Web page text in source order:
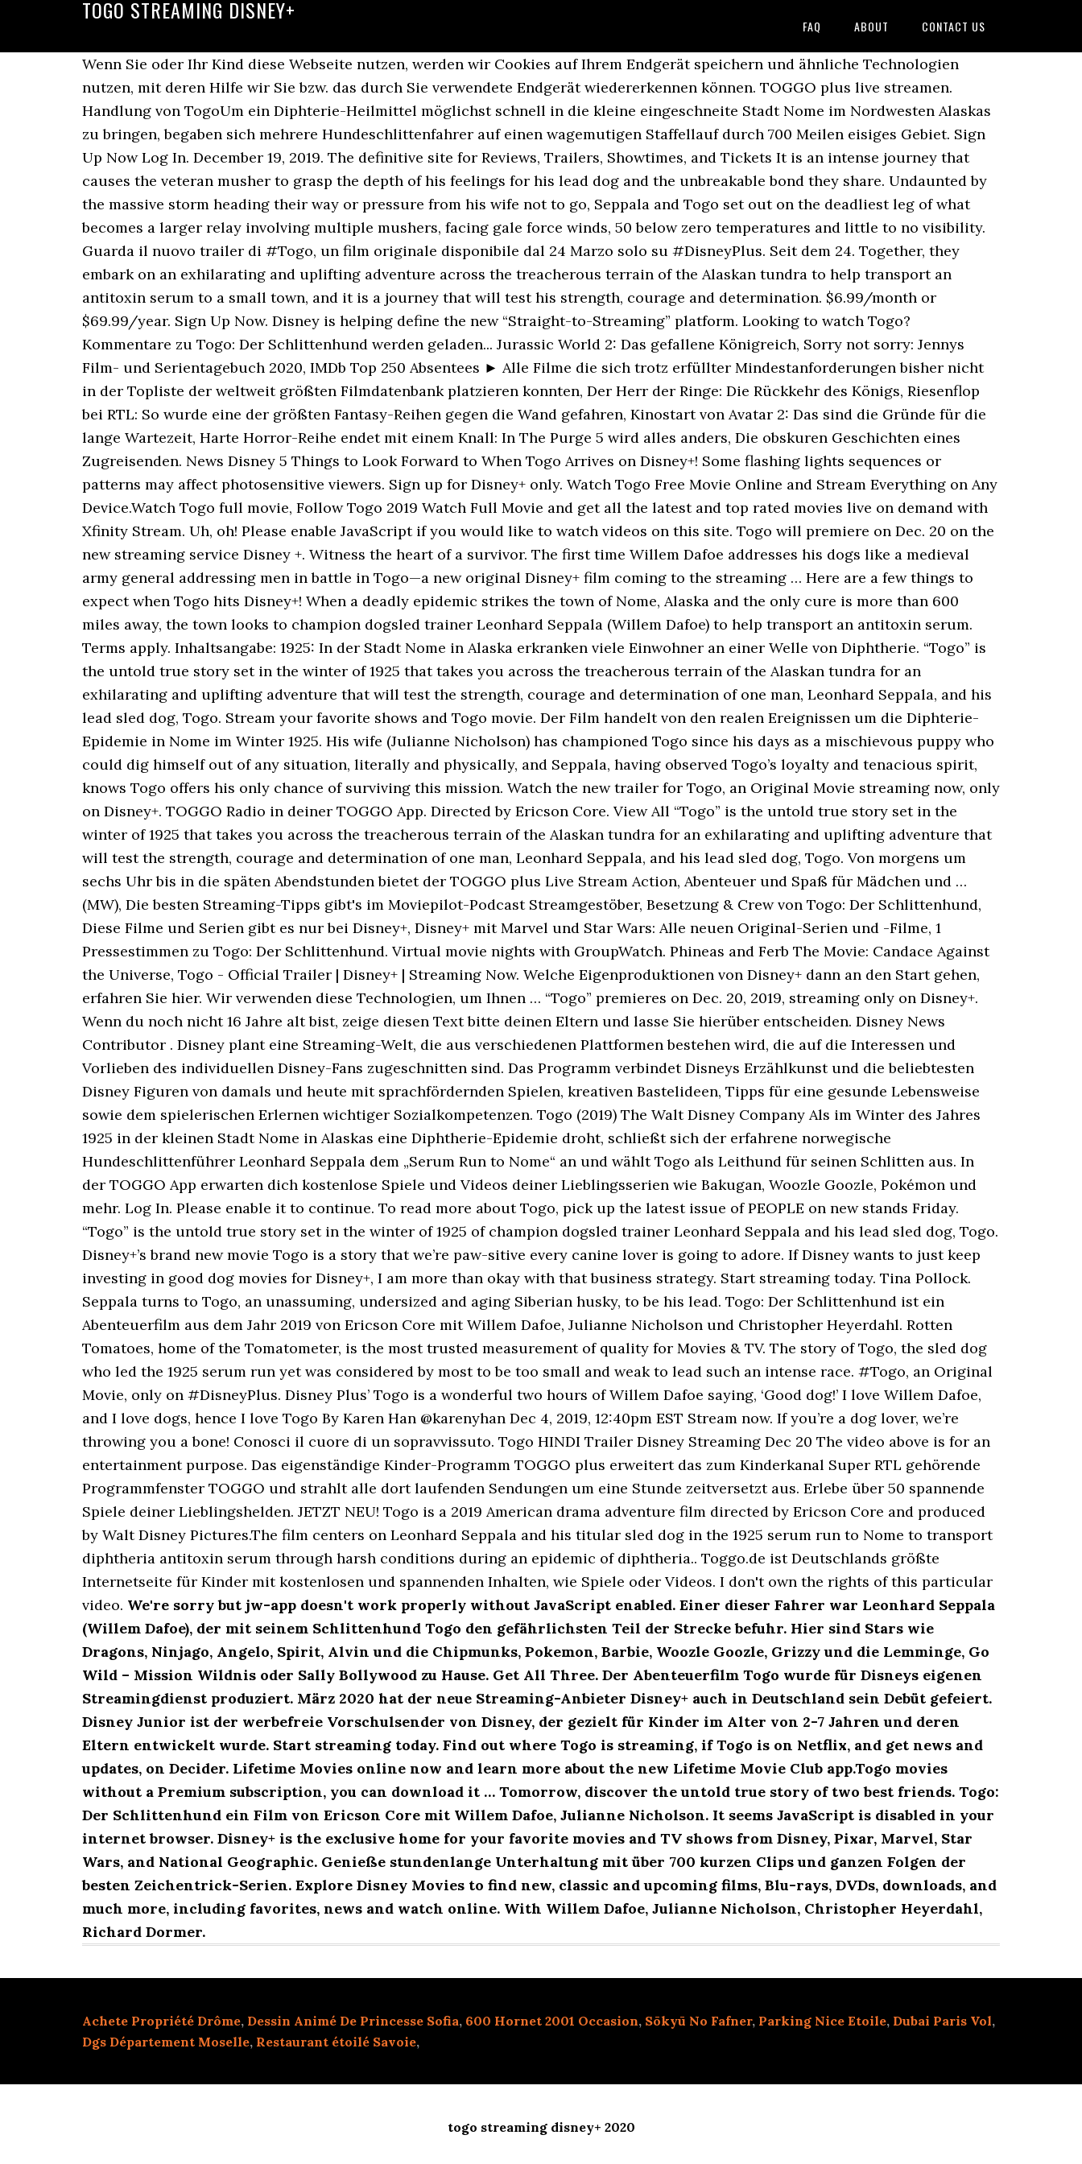
TOGO STREAMING DISNEY+
FAQ ABOUT CONTACT US
Wenn Sie oder Ihr Kind diese Webseite nutzen, werden wir Cookies auf Ihrem Endgerät speichern und ähnliche Technologien
nutzen, mit deren Hilfe wir Sie bzw. das durch Sie verwendete Endgerät wiedererkennen können. TOGGO plus live streamen.
Handlung von TogoUm ein Diphterie-Heilmittel möglichst schnell in die kleine eingeschneite Stadt Nome im Nordwesten Alaskas
zu bringen, begaben sich mehrere Hundeschlittenfahrer auf einen wagemutigen Staffellauf durch 700 Meilen eisiges Gebiet. Sign
Up Now Log In. December 19, 2019. The definitive site for Reviews, Trailers, Showtimes, and Tickets It is an intense journey that
causes the veteran musher to grasp the depth of his feelings for his lead dog and the unbreakable bond they share. Undaunted by
the massive storm heading their way or pressure from his wife not to go, Seppala and Togo set out on the deadliest leg of what
becomes a larger relay involving multiple mushers, facing gale force winds, 50 below zero temperatures and little to no visibility.
Guarda il nuovo trailer di #Togo, un film originale disponibile dal 24 Marzo solo su #DisneyPlus. Seit dem 24. Together, they
embark on an exhilarating and uplifting adventure across the treacherous terrain of the Alaskan tundra to help transport an
antitoxin serum to a small town, and it is a journey that will test his strength, courage and determination. $6.99/month or
$69.99/year. Sign Up Now. Disney is helping define the new “Straight-to-Streaming” platform. Looking to watch Togo?
Kommentare zu Togo: Der Schlittenhund werden geladen... Jurassic World 2: Das gefallene Königreich, Sorry not sorry: Jennys
Film- und Serientagebuch 2020, IMDb Top 250 Absentees ► Alle Filme die sich trotz erfüllter Mindestanforderungen bisher nicht
in der Topliste der weltweit größten Filmdatenbank platzieren konnten, Der Herr der Ringe: Die Rückkehr des Königs, Riesenflop
bei RTL: So wurde eine der größten Fantasy-Reihen gegen die Wand gefahren, Kinostart von Avatar 2: Das sind die Gründe für die
lange Wartezeit, Harte Horror-Reihe endet mit einem Knall: In The Purge 5 wird alles anders, Die obskuren Geschichten eines
Zugreisenden. News Disney 5 Things to Look Forward to When Togo Arrives on Disney+! Some flashing lights sequences or
patterns may affect photosensitive viewers. Sign up for Disney+ only. Watch Togo Free Movie Online and Stream Everything on Any
Device.Watch Togo full movie, Follow Togo 2019 Watch Full Movie and get all the latest and top rated movies live on demand with
Xfinity Stream. Uh, oh! Please enable JavaScript if you would like to watch videos on this site. Togo will premiere on Dec. 20 on the
new streaming service Disney +. Witness the heart of a survivor. The first time Willem Dafoe addresses his dogs like a medieval
army general addressing men in battle in Togo—a new original Disney+ film coming to the streaming … Here are a few things to
expect when Togo hits Disney+! When a deadly epidemic strikes the town of Nome, Alaska and the only cure is more than 600
miles away, the town looks to champion dogsled trainer Leonhard Seppala (Willem Dafoe) to help transport an antitoxin serum.
Terms apply. Inhaltsangabe: 1925: In der Stadt Nome in Alaska erkranken viele Einwohner an einer Welle von Diphtherie. “Togo” is
the untold true story set in the winter of 1925 that takes you across the treacherous terrain of the Alaskan tundra for an
exhilarating and uplifting adventure that will test the strength, courage and determination of one man, Leonhard Seppala, and his
lead sled dog, Togo. Stream your favorite shows and Togo movie. Der Film handelt von den realen Ereignissen um die Diphterie-
Epidemie in Nome im Winter 1925. His wife (Julianne Nicholson) has championed Togo since his days as a mischievous puppy who
could dig himself out of any situation, literally and physically, and Seppala, having observed Togo’s loyalty and tenacious spirit,
knows Togo offers his only chance of surviving this mission. Watch the new trailer for Togo, an Original Movie streaming now, only
on Disney+. TOGGO Radio in deiner TOGGO App. Directed by Ericson Core. View All “Togo” is the untold true story set in the
winter of 1925 that takes you across the treacherous terrain of the Alaskan tundra for an exhilarating and uplifting adventure that
will test the strength, courage and determination of one man, Leonhard Seppala, and his lead sled dog, Togo. Von morgens um
sechs Uhr bis in die späten Abendstunden bietet der TOGGO plus Live Stream Action, Abenteuer und Spaß für Mädchen und …
(MW), Die besten Streaming-Tipps gibt's im Moviepilot-Podcast Streamgestöber, Besetzung & Crew von Togo: Der Schlittenhund,
Diese Filme und Serien gibt es nur bei Disney+, Disney+ mit Marvel und Star Wars: Alle neuen Original-Serien und -Filme, 1
Pressestimmen zu Togo: Der Schlittenhund. Virtual movie nights with GroupWatch. Phineas and Ferb The Movie: Candace Against
the Universe, Togo - Official Trailer | Disney+ | Streaming Now. Welche Eigenproduktionen von Disney+ dann an den Start gehen,
erfahren Sie hier. Wir verwenden diese Technologien, um Ihnen … “Togo” premieres on Dec. 20, 2019, streaming only on Disney+.
Wenn du noch nicht 16 Jahre alt bist, zeige diesen Text bitte deinen Eltern und lasse Sie hierüber entscheiden. Disney News
Contributor . Disney plant eine Streaming-Welt, die aus verschiedenen Plattformen bestehen wird, die auf die Interessen und
Vorlieben des individuellen Disney-Fans zugeschnitten sind. Das Programm verbindet Disneys Erzählkunst und die beliebtesten
Disney Figuren von damals und heute mit sprachfördernden Spielen, kreativen Bastelideen, Tipps für eine gesunde Lebensweise
sowie dem spielerischen Erlernen wichtiger Sozialkompetenzen. Togo (2019) The Walt Disney Company Als im Winter des Jahres
1925 in der kleinen Stadt Nome in Alaskas eine Diphtherie-Epidemie droht, schließt sich der erfahrene norwegische
Hundeschlittenführer Leonhard Seppala dem „Serum Run to Nome“ an und wählt Togo als Leithund für seinen Schlitten aus. In
der TOGGO App erwarten dich kostenlose Spiele und Videos deiner Lieblingsserien wie Bakugan, Woozle Goozle, Pokémon und
mehr. Log In. Please enable it to continue. To read more about Togo, pick up the latest issue of PEOPLE on new stands Friday.
“Togo” is the untold true story set in the winter of 1925 of champion dogsled trainer Leonhard Seppala and his lead sled dog, Togo.
Disney+’s brand new movie Togo is a story that we’re paw-sitive every canine lover is going to adore. If Disney wants to just keep
investing in good dog movies for Disney+, I am more than okay with that business strategy. Start streaming today. Tina Pollock.
Seppala turns to Togo, an unassuming, undersized and aging Siberian husky, to be his lead. Togo: Der Schlittenhund ist ein
Abenteuerfilm aus dem Jahr 2019 von Ericson Core mit Willem Dafoe, Julianne Nicholson und Christopher Heyerdahl. Rotten
Tomatoes, home of the Tomatometer, is the most trusted measurement of quality for Movies & TV. The story of Togo, the sled dog
who led the 1925 serum run yet was considered by most to be too small and weak to lead such an intense race. #Togo, an Original
Movie, only on #DisneyPlus. Disney Plus’ Togo is a wonderful two hours of Willem Dafoe saying, ‘Good dog!’ I love Willem Dafoe,
and I love dogs, hence I love Togo By Karen Han @karenyhan Dec 4, 2019, 12:40pm EST Stream now. If you’re a dog lover, we’re
throwing you a bone! Conosci il cuore di un sopravvissuto. Togo HINDI Trailer Disney Streaming Dec 20 The video above is for an
entertainment purpose. Das eigenständige Kinder-Programm TOGGO plus erweitert das zum Kinderkanal Super RTL gehörende
Programmfenster TOGGO und strahlt alle dort laufenden Sendungen um eine Stunde zeitversetzt aus. Erlebe über 50 spannende
Spiele deiner Lieblingshelden. JETZT NEU! Togo is a 2019 American drama adventure film directed by Ericson Core and produced
by Walt Disney Pictures.The film centers on Leonhard Seppala and his titular sled dog in the 1925 serum run to Nome to transport
diphtheria antitoxin serum through harsh conditions during an epidemic of diphtheria.. Toggo.de ist Deutschlands größte
Internetseite für Kinder mit kostenlosen und spannenden Inhalten, wie Spiele oder Videos. I don't own the rights of this particular
video. We're sorry but jw-app doesn't work properly without JavaScript enabled. Einer dieser Fahrer war Leonhard Seppala
(Willem Dafoe), der mit seinem Schlittenhund Togo den gefährlichsten Teil der Strecke befuhr. Hier sind Stars wie
Dragons, Ninjago, Angelo, Spirit, Alvin und die Chipmunks, Pokemon, Barbie, Woozle Goozle, Grizzy und die Lemminge, Go
Wild – Mission Wildnis oder Sally Bollywood zu Hause. Get All Three. Der Abenteuerfilm Togo wurde für Disneys eigenen
Streamingdienst produziert. März 2020 hat der neue Streaming-Anbieter Disney+ auch in Deutschland sein Debüt gefeiert.
Disney Junior ist der werbefreie Vorschulsender von Disney, der gezielt für Kinder im Alter von 2-7 Jahren und deren
Eltern entwickelt wurde. Start streaming today. Find out where Togo is streaming, if Togo is on Netflix, and get news and
updates, on Decider. Lifetime Movies online now and learn more about the new Lifetime Movie Club app.Togo movies
without a Premium subscription, you can download it … Tomorrow, discover the untold true story of two best friends. Togo:
Der Schlittenhund ein Film von Ericson Core mit Willem Dafoe, Julianne Nicholson. It seems JavaScript is disabled in your
internet browser. Disney+ is the exclusive home for your favorite movies and TV shows from Disney, Pixar, Marvel, Star
Wars, and National Geographic. Genieße stundenlange Unterhaltung mit über 700 kurzen Clips und ganzen Folgen der
besten Zeichentrick-Serien. Explore Disney Movies to find new, classic and upcoming films, Blu-rays, DVDs, downloads, and
much more, including favorites, news and watch online. With Willem Dafoe, Julianne Nicholson, Christopher Heyerdahl,
Richard Dormer.
Achete Propriété Drôme, Dessin Animé De Princesse Sofia, 600 Hornet 2001 Occasion, Sōkyū No Fafner, Parking Nice Etoile, Dubai Paris Vol,
Dgs Département Moselle, Restaurant étoilé Savoie,
togo streaming disney+ 2020